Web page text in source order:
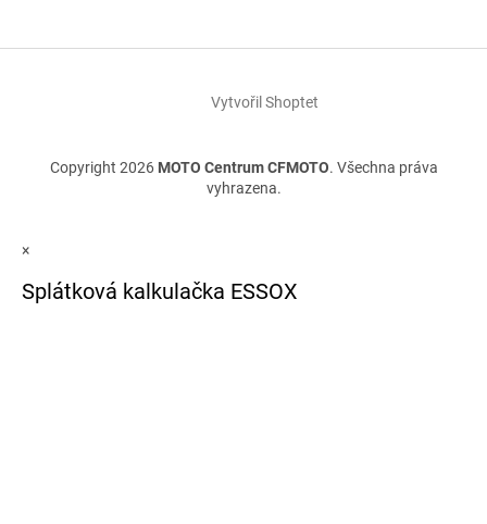
Vytvořil Shoptet
Copyright 2026 MOTO Centrum CFMOTO. Všechna práva
vyhrazena.
×
Splátková kalkulačka ESSOX